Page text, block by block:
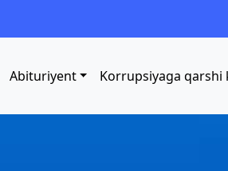
Abituriyent Korrupsiyaga qarshi